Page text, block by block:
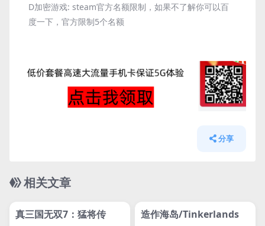
D加密游戏: steam官方名额限制，如果不了解你可以百
度一下，官方限制5个名额
分享
相关文章
网盘下载游戏
真三国无双7：猛将传 网盘下载游戏
造作海岛/Tinkerlands